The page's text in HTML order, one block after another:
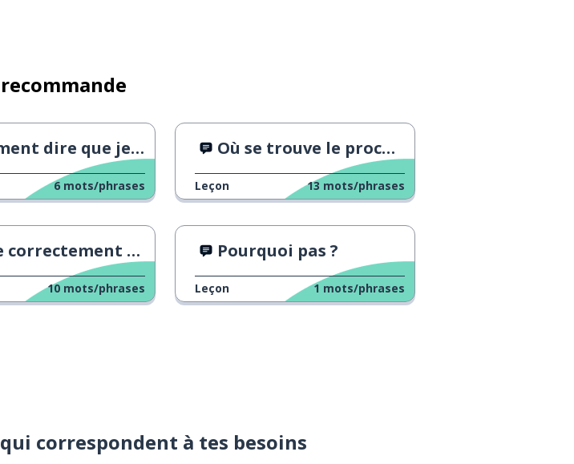
dire que je suis fatigué
6 mots/phrases
Où se trouve le prochain supermarché ?
Leçon 13 mots/phrases
"Vögeln vs Vögel"
10 mots/phrases
Pourquoi pas ?
Leçon 1 mots/phrases
correspondent à tes besoins